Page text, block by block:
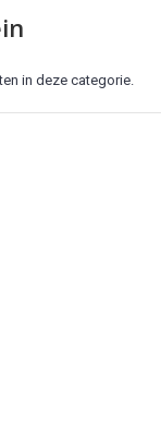
in deze categorie.